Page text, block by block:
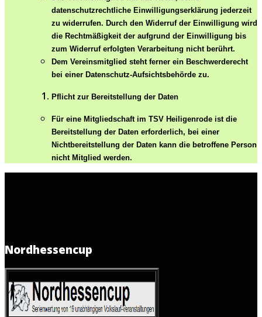
datenschutzrechtliche Einwilligungserklärung jederzeit
zu widerrufen. Durch den Widerruf der Einwilligung wird
die Rechtmäßigkeit der aufgrund der Einwilligung bis
zum Widerruf erfolgten Verarbeitung nicht berührt.
Dem Vereinsmitglied steht ferner ein Beschwerderecht
bei einer Datenschutz-Aufsichtsbehörde zu.
Pflicht zur Bereitstellung der Daten
Für eine Mitgliedschaft im TSV Heiligenrode ist die
Bereitstellung der Daten erforderlich, bei einer
Nichtbereitstellung der Daten kann die betroffene Person
nicht Mitglied werden.
Nordhessencup